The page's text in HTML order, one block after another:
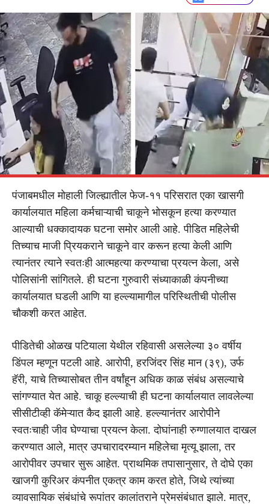
पंजाबमधील मोहाली जिल्ह्यातील फेज-११ परिसरात एका खासगी
कार्यालयात महिला कर्मचाऱ्याची चाकूने भोसकून हत्या करण्यात
आल्याची धक्कादायक घटना समोर आली आहे. पीडित महिलेची
तिच्याच माजी प्रियकराने चाकूने वार करून हत्या केली आणि
त्यानंतर त्याने स्वतःही आत्महत्या करण्याचा प्रयत्न केला, असे
पोलिसांनी सांगितले. ही घटना गुरुवारी संध्याकाळी कंपनीच्या
कार्यालयात घडली आणि या हल्ल्यामागील परिस्थितीची पोलीस
चौकशी करत आहेत.
पीडितेची ओळख पटियाला येथील रहिवासी असलेल्या ३० वर्षीय
डिंपल म्हणून पटली आहे. आरोपी, हरजिंदर सिंह मान (३९), उर्फ
हॅरी, याचे तिच्यासोबत तीन वर्षांहून अधिक काळ संबंध असल्याचे
सांगण्यात येत आहे. चाकू हल्ल्याची ही घटना कार्यालयात लावलेल्या
सीसीटीव्ही कॅमेऱ्यात कैद झाली आहे. हल्ल्यानंतर आरोपीने
स्वतःचाही जीव घेण्याचा प्रयत्न केला. दोघांनाही रुग्णालयात दाखल
करण्यात आले, मात्र उपचारादरम्यान महिलेचा मृत्यू झाला, तर
आरोपीवर उपचार सुरू आहेत. प्राथमिक तपासानुसार, ते दोघे एका
खाजगी कुरिअर कंपनीत एकत्र काम करत होते, जिथे त्यांच्या
व्यावसायिक संबंधांचे रूपांतर कालांतराने प्रेमसंबंधात झाले. मात्र,